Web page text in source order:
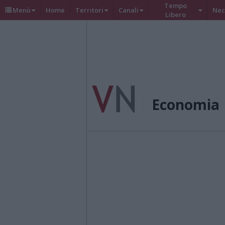
Menù Home Territori Canali
Tempo
Libero
Economia